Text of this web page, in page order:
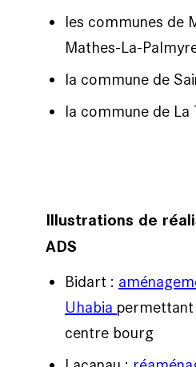
les communes de
Mathes-La-
la commune de
la commune de
Illustrations de
ADS
Bidart :
Uhabia
centre bourg